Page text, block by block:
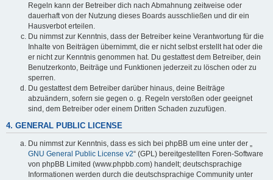
Regeln kann der Betreiber dich nach Abmahnung zeitweise oder
dauerhaft von der Nutzung dieses Boards ausschließen und dir ein
Hausverbot erteilen.
Du nimmst zur Kenntnis, dass der Betreiber keine Verantwortung für die
Inhalte von Beiträgen übernimmt, die er nicht selbst erstellt hat oder die
er nicht zur Kenntnis genommen hat. Du gestattest dem Betreiber, dein
Benutzerkonto, Beiträge und Funktionen jederzeit zu löschen oder zu
sperren.
Du gestattest dem Betreiber darüber hinaus, deine Beiträge
abzuändern, sofern sie gegen o. g. Regeln verstoßen oder geeignet
sind, dem Betreiber oder einem Dritten Schaden zuzufügen.
4. GENERAL PUBLIC LICENSE
Du nimmst zur Kenntnis, dass es sich bei phpBB um eine unter der „
GNU General Public License v2“ (GPL) bereitgestellten Foren-Software
von phpBB Limited (www.phpbb.com) handelt; deutschsprachige
Informationen werden durch die deutschsprachige Community unter